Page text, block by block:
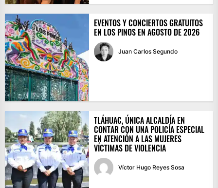
EVENTOS Y CONCIERTOS GRATUITOS
EN LOS PINOS EN AGOSTO DE 2026
Juan Carlos Segundo
TLÁHUAC, ÚNICA ALCALDÍA EN
CONTAR CON UNA POLICÍA ESPECIAL
EN ATENCIÓN A LAS MUJERES
VÍCTIMAS DE VIOLENCIA
Víctor Hugo Reyes Sosa